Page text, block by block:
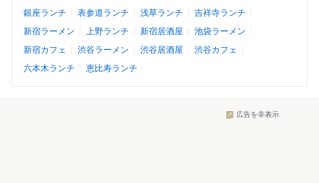
銀座ランチ
表参道ランチ 浅草ランチ
吉祥寺ランチ
新宿ラーメン
上野ランチ 新宿居酒屋
池袋ラーメン
新宿カフェ
渋谷ラーメン 渋谷居酒屋
渋谷カフェ
六本木ランチ
恵比寿ランチ
広告を非表示